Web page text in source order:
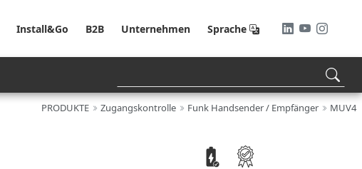
Install&Go B2B Unternehmen Sprache
PRODUKTE Zugangskontrolle Funk Handsender / Empfänger MUV4